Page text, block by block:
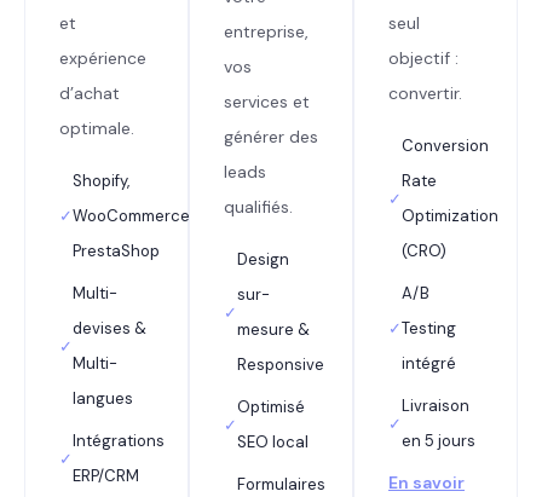
et
expérience
d’achat
optimale.
✓
Shopify,
WooCommerce,
PrestaShop
✓
Multi-
devises &
Multi-
langues
✓
Intégrations
ERP/CRM
entreprise,
vos
services et
générer des
leads
qualifiés.
✓
Design
sur-
mesure &
Responsive
✓
Optimisé
SEO local
Formulaires
seul
objectif :
convertir.
✓
Conversion
Rate
Optimization
(CRO)
✓
A/B
Testing
intégré
✓
Livraison
en 5 jours
En savoir